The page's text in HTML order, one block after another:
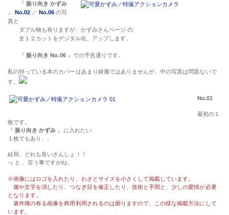
『 振り向き かずみ
』
No.02 ／ No.06 の写
真と
ダブル物も有りますが、かずみさんページ の
全１２カットをデジタル化、アップします。
『振り向き No.06』での予告通りです。
私の持っている本のカバーはあまり綺麗ではありませんが、中の写真は問題ないで
す。
No.01
最初の１
枚です。
『振り向き かずみ 』に入れたい
１枚でもあり、、
結局、どれも良いざんしょ！！
っ と 、言う事ですがね。
※画像にはロゴを入れたり、わざとサイズを小さくして掲載しています。
傷や文字を消したり、つなぎ目を修正したり、技術と手間と、少しの愛情が必要
となります。
著作権の有る画像を商用利用されるのは困りますので、この様な掲載方法にして
います。